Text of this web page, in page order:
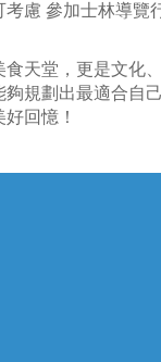
考慮 參加士林導覽
食天堂，更是文化
夠規劃出最適合自
回憶！